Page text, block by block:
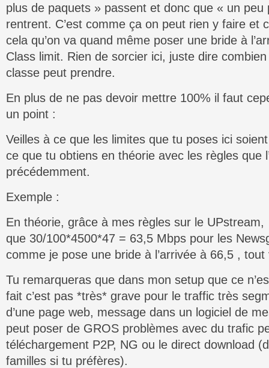
plus de paquets » passent et donc que « un peu
rentrent. C’est comme ça on peut rien y faire et
cela qu’on va quand même poser une bride à
Class limit. Rien de sorcier ici, juste dire combien
classe peut prendre.
En plus de ne pas devoir mettre 100% il faut
un point :
Veilles à ce que les limites que tu poses ici
ce que tu obtiens en théorie avec les règles que
précédemment.
Exemple :
En théorie, grâce à mes règles sur le
que 30/100*4500*47 = 63,5 Mbps pour les
comme je pose une bride à l’arrivée à 66,5 , tout
Tu remarqueras que dans mon setup que ce
fait c’est pas *très* grave pour le traffic très
d’une page web, message dans un logiciel de
peut poser de GROS problèmes avec du trafic
téléchargement P2P, NG ou le direct download
familles si tu préfères).